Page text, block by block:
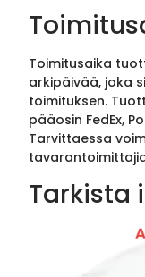
Toimitusaika
arkipäivää, joka
toimituksen.
pääosin FedEx,
Tarvittaessa
Tarkista